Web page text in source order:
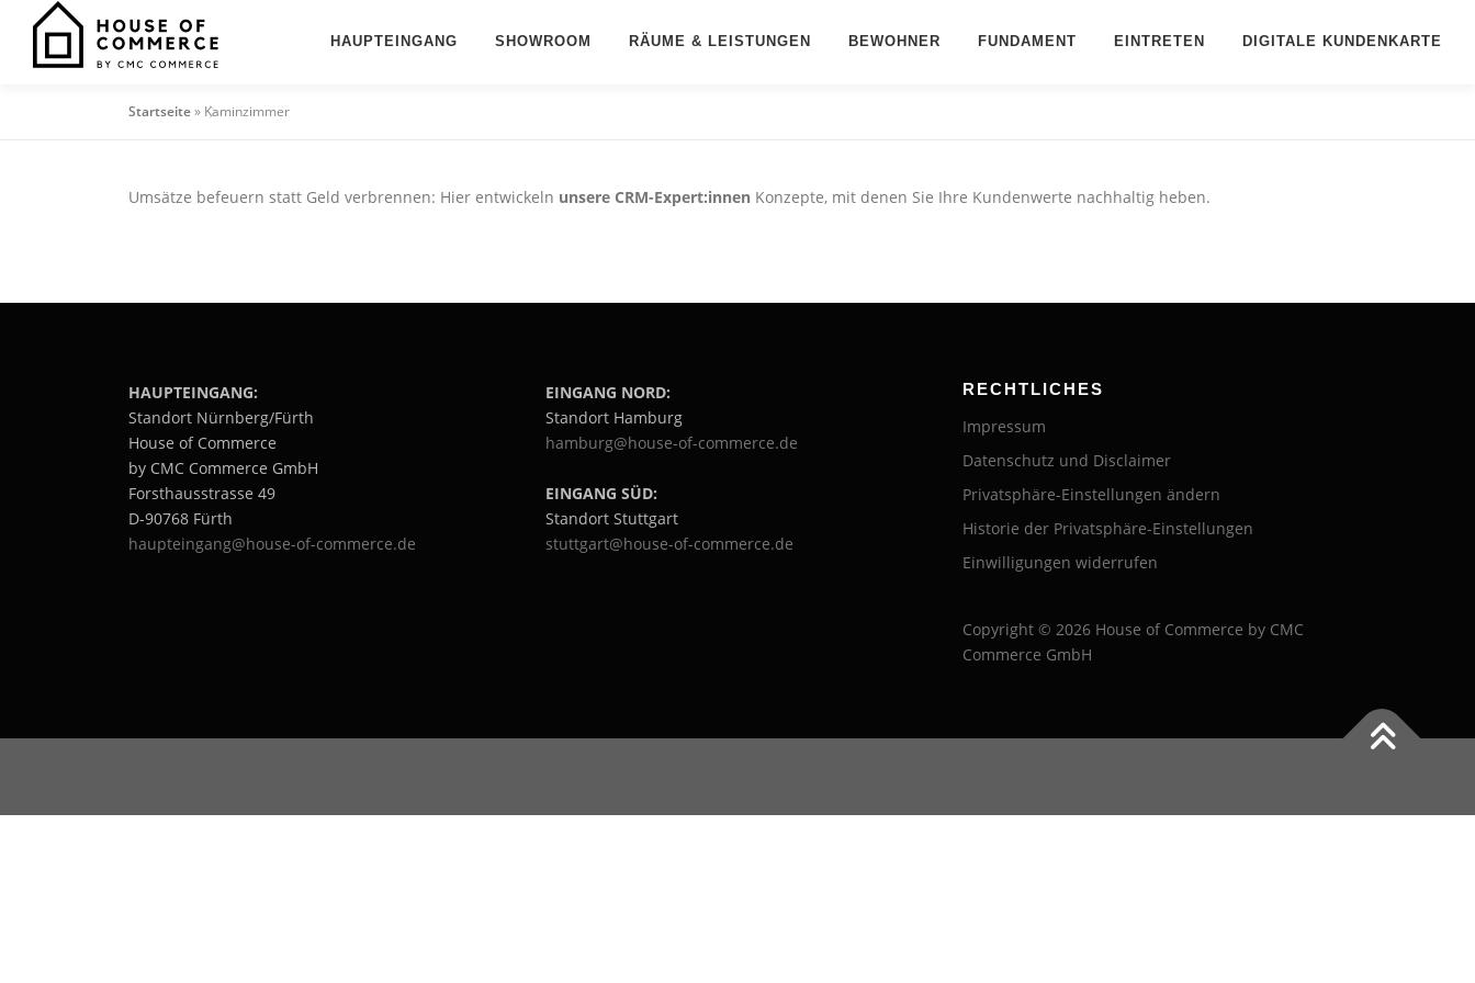
springen
HAUPTEINGANG SHOWROOM RÄUME & LEISTUNGEN BEWOHNER FUNDAMENT EINTRETEN DIGITALE KUNDENKARTE
Startseite» Kaminzimmer
Umsätze befeuern statt Geld verbrennen: Hier entwickeln unsere CRM-Expert:innen Konzepte, mit denen Sie Ihre Kundenwerte nachhaltig heben.
HAUPTEINGANG:
Standort Nürnberg/Fürth
House of Commerce
by CMC Commerce GmbH
Forsthausstrasse 49
D-90768 Fürth
haupteingang@house-of-commerce.de
EINGANG NORD:
Standort Hamburg
hamburg@house-of-commerce.de
EINGANG SÜD:
Standort Stuttgart
stuttgart@house-of-commerce.de
RECHTLICHES
Impressum
Datenschutz und Disclaimer
Privatsphäre-Einstellungen ändern
Historie der Privatsphäre-Einstellungen
Einwilligungen widerrufen
Copyright © 2026 House of Commerce by CMC
Commerce GmbH